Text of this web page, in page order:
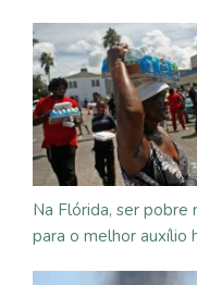
Na Flórida, ser pobre
para o melhor auxílio